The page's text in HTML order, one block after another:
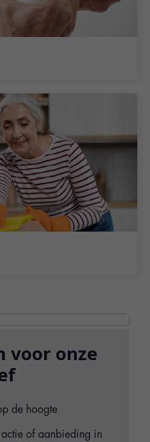
voor onze
de hoogte
of aanbieding in